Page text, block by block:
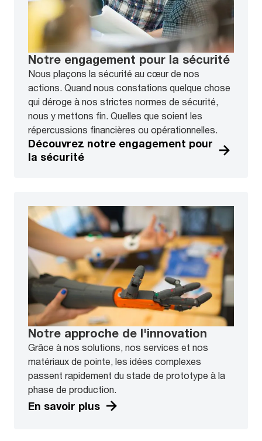
Notre engagement pour la sécurité
Nous plaçons la sécurité au cœur de nos
actions. Quand nous constations quelque chose
qui déroge à nos strictes normes de sécurité,
nous y mettons fin. Quelles que soient les
répercussions financières ou opérationnelles.
Découvrez notre engagement pour
la sécurité
Notre approche de l'innovation
Grâce à nos solutions, nos services et nos
matériaux de pointe, les idées complexes
passent rapidement du stade de prototype à la
phase de production.
En savoir plus